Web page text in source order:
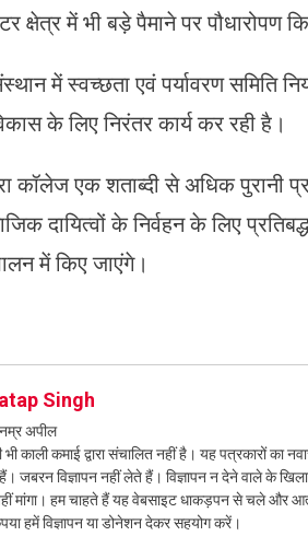
में भी बड़े पैमाने पर पौधारोपण
में स्वच्छता एवं पर्यावरण समिति
के लिए निरंतर कार्य कर रही है।
कॉलेज एक शताब्दी से अधिक पुरानी
दायित्वों के निर्वहन के लिए
में किए जाएंगे।
Singh
अपील
काली कमाई द्वारा संचालित नहीं है। यह पत्रकारों का
जबरन विज्ञापन नहीं लेते हैं। विज्ञापन न देने वाले के
नहीं मांगा। हम चाहते हैं यह वेबसाइट धाकड़पन से चले
हमें विज्ञापन या डोनेशन देकर सहयोग करें।